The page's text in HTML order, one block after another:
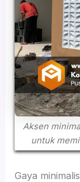
Aksen
untuk
Gaya